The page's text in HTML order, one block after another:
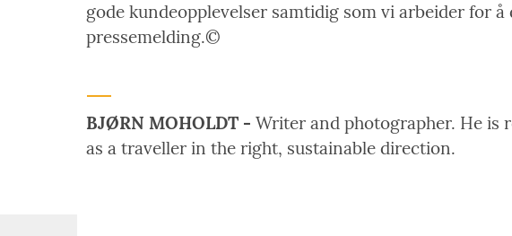
gode kundeopplevelser samtidig som vi arbeider for
pressemelding.©
BJØRN MOHOLDT - Writer and photographer. He is
as a traveller in the right, sustainable direction.